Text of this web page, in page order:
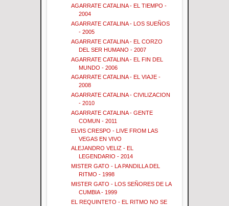
AGARRATE CATALINA - EL TIEMPO -
2004
AGARRATE CATALINA - LOS SUEÑOS
- 2005
AGARRATE CATALINA - EL CORZO
DEL SER HUMANO - 2007
AGARRATE CATALINA - EL FIN DEL
MUNDO - 2006
AGARRATE CATALINA - EL VIAJE -
2008
AGARRATE CATALINA - CIVILIZACION
- 2010
AGARRATE CATALINA - GENTE
COMUN - 2011
ELVIS CRESPO - LIVE FROM LAS
VEGAS EN VIVO
ALEJANDRO VELIZ - EL
LEGENDARIO - 2014
MISTER GATO - LA PANDILLA DEL
RITMO - 1998
MISTER GATO - LOS SEÑORES DE LA
CUMBIA - 1999
EL REQUINTETO - EL RITMO NO SE